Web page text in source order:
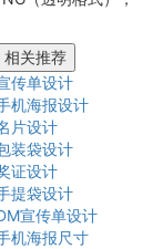
相关推荐
传单设计
机海报设计
片设计
装袋设计
证设计
提袋设计
宣传单设计
机海报尺寸